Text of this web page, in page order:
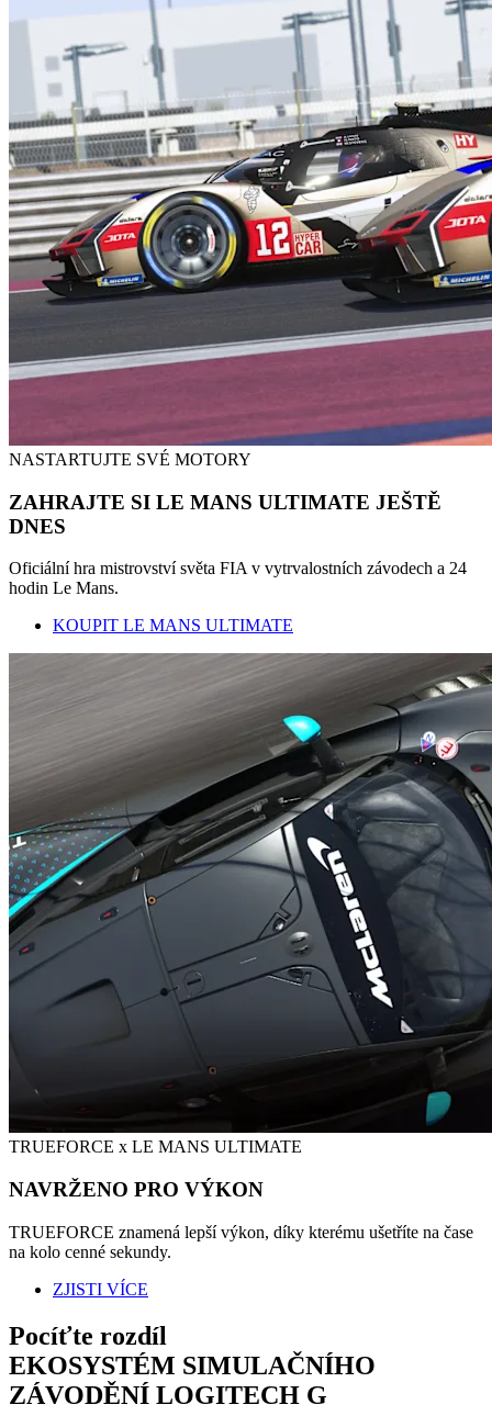
NASTARTUJTE SVÉ MOTORY
ZAHRAJTE SI LE MANS ULTIMATE JEŠTĚ
DNES
Oficiální hra mistrovství světa FIA v vytrvalostních závodech a 24
hodin Le Mans.
KOUPIT LE MANS ULTIMATE
TRUEFORCE x LE MANS ULTIMATE
NAVRŽENO PRO VÝKON
TRUEFORCE znamená lepší výkon, díky kterému ušetříte na čase
na kolo cenné sekundy.
ZJISTI VÍCE
Pocíťte rozdíl
EKOSYSTÉM SIMULAČNÍHO
ZÁVODĚNÍ LOGITECH G